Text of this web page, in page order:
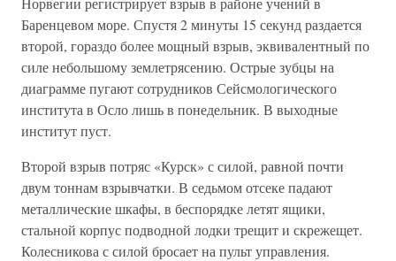
Баренцевом море. Спустя 2 минуты 15 секунд раздается
второй, гораздо более мощный взрыв, эквивалентный по
силе небольшому землетрясению. Острые зубцы на
диаграмме пугают сотрудников Сейсмологического
института в Осло лишь в понедельник. В выходные
институт пуст.
Второй взрыв потряс «Курск» с силой, равной почти
двум тоннам взрывчатки. В седьмом отсеке падают
металлические шкафы, в беспорядке летят ящики,
стальной корпус подводной лодки трещит и скрежещет.
Колесникова с силой бросает на пульт управления.